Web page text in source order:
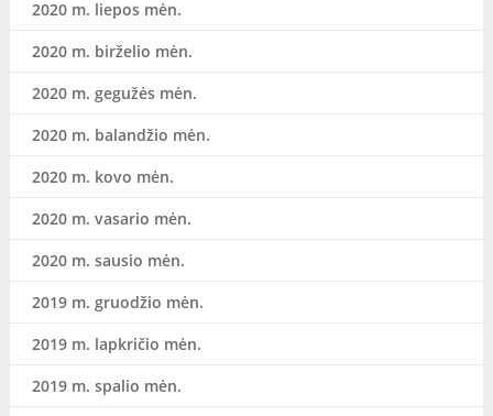
2020 m. liepos mėn.
2020 m. birželio mėn.
2020 m. gegužės mėn.
2020 m. balandžio mėn.
2020 m. kovo mėn.
2020 m. vasario mėn.
2020 m. sausio mėn.
2019 m. gruodžio mėn.
2019 m. lapkričio mėn.
2019 m. spalio mėn.